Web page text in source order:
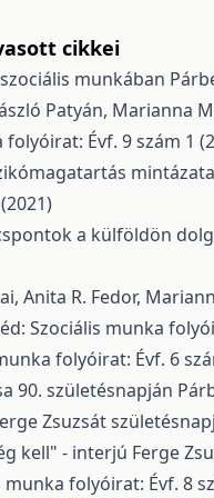
cikkei
munkában
Patyán, Marianna
Évf. 9 szám 1
a külföldön
Anita R. Fedor,
Szociális munka
folyóirat: Évf. 6
90. születésnapján
Zsuzsát
kell" - interjú Ferge
munka folyóirat: Évf. 8